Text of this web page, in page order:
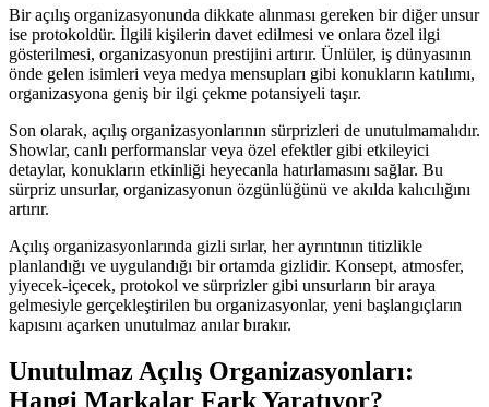
Bir açılış organizasyonunda dikkate alınması gereken bir diğer unsur
ise protokoldür. İlgili kişilerin davet edilmesi ve onlara özel ilgi
gösterilmesi, organizasyonun prestijini artırır. Ünlüler, iş dünyasının
önde gelen isimleri veya medya mensupları gibi konukların katılımı,
organizasyona geniş bir ilgi çekme potansiyeli taşır.
Son olarak, açılış organizasyonlarının sürprizleri de unutulmamalıdır.
Showlar, canlı performanslar veya özel efektler gibi etkileyici
detaylar, konukların etkinliği heyecanla hatırlamasını sağlar. Bu
sürpriz unsurlar, organizasyonun özgünlüğünü ve akılda kalıcılığını
artırır.
Açılış organizasyonlarında gizli sırlar, her ayrıntının titizlikle
planlandığı ve uygulandığı bir ortamda gizlidir. Konsept, atmosfer,
yiyecek-içecek, protokol ve sürprizler gibi unsurların bir araya
gelmesiyle gerçekleştirilen bu organizasyonlar, yeni başlangıçların
kapısını açarken unutulmaz anılar bırakır.
Unutulmaz Açılış Organizasyonları:
Hangi Markalar Fark Yaratıyor?